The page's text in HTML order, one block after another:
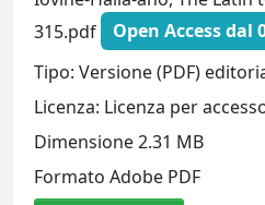
315.pdf
Open Access dal
Tipo: Versione (PDF)
Licenza: Licenza per
Dimensione 2.31 MB
Formato Adobe PDF